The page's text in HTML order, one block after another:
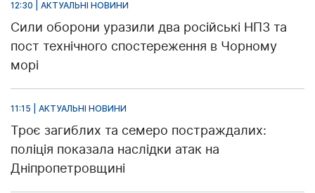
12:30 | АКТУАЛЬНІ НОВИНИ
Сили оборони уразили два російські НПЗ та
пост технічного спостереження в Чорному
морі
11:15 | АКТУАЛЬНІ НОВИНИ
Троє загиблих та семеро постраждалих:
поліція показала наслідки атак на
Дніпропетровщині